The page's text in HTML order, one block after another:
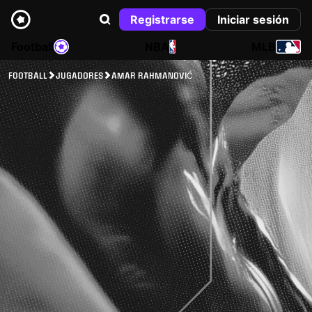
Registrarse
Iniciar sesión
NBA
FOOTBALL JUGADORES AMAR RAHMANOVIĆ